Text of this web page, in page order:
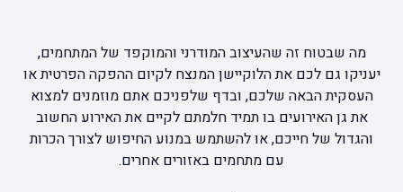
מה שבטוח זה שהעיצוב המודרני והמוקפד של המתחמים,
יעניקו גם לכם את הלוקיישן המנצח לקיום ההפקה הפרטית או
העסקית הבאה שלכם, ובדף שלפניכם אתם מוזמנים למצוא
את גן האירועים בו תמיד חלמתם לקיים את האירוע החשוב
והגדול של חייכם, או להשתמש במנוע החיפוש לצורך הכרות
עם מתחמים באזורים אחרים.